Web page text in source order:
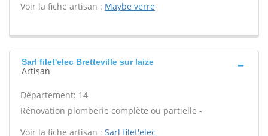
Voir la fiche artisan : Maybe verre
Sarl filet'elec Bretteville sur laize
Artisan
Département: 14
Rénovation plomberie complète ou partielle -
Voir la fiche artisan : Sarl filet'elec